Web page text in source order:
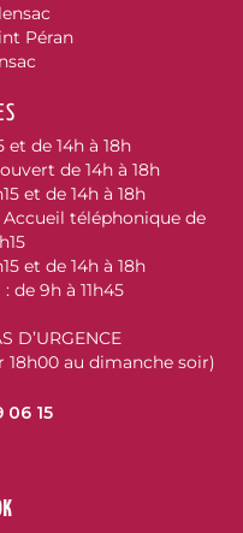
Péran
et de 14h à 18h
de 14h à 18h
et de 14h à 18h
téléphonique de
et de 14h à 18h
de 9h à 11h45
D’URGENCE
au dimanche soir)
06 15